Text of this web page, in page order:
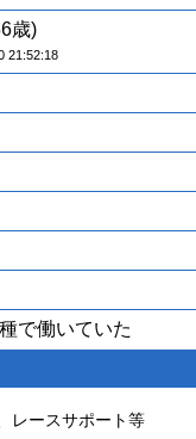
歳)
21:52:18
で働いていた
レースサポート等